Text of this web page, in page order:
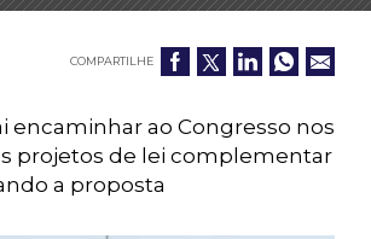
COMPARTILHE
encaminhar ao Congresso nos
projetos de lei complementar
a proposta